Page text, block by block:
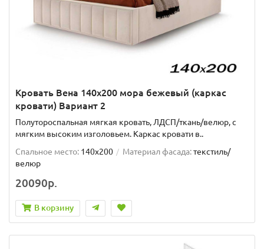
Кровать Вена 140х200 мора бежевый (каркас
кровати) Вариант 2
Полутороспальная мягкая кровать, ЛДСП/ткань/велюр, с
мягким высоким изголовьем. Каркас кровати в..
Спальное место: 140x200 Материал фасада:текстиль/
велюр
20090р.
В корзину